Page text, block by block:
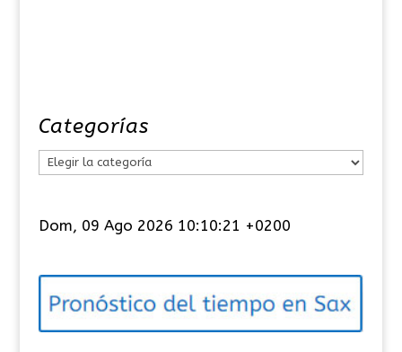
Categorías
e
o
í
Dom, 09 Ago 2026 10:10:21 +0200